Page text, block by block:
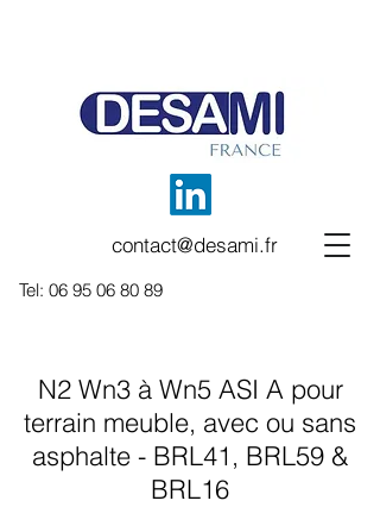
contact@desami.fr
Tel: 06 95 06 80 89
N2 Wn3 à Wn5 ASI A pour
terrain meuble, avec ou sans
asphalte - BRL41, BRL59 &
BRL16